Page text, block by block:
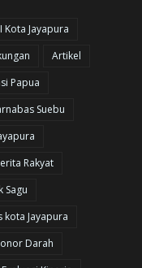
Kota Jayapura
Artikel
Papua
Suebu
Rakyat
Sagu
kota Jayapura
Darah